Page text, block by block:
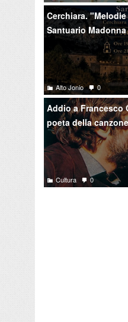
Cerchiara.
Santuario
Alto Jonio 0
Addio a Francesco
poeta della
Cultura 0